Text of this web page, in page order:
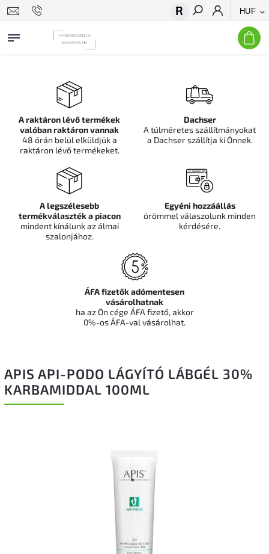
HUF
Keresés
APIS API-PODO LÁGYÍTÓ LÁBGÉL 30%
KARBAMIDDAL 100ML
A raktáron lévő termékek
valóban raktáron vannak
48 órán belül elküldjük a
raktáron lévő termékeket.
Dachser
A túlméretes szállítmányokat
a Dachser szállítja ki Önnek.
A legszélesebb
termékválaszték a piacon
mindent kínálunk az álmai
szalonjához.
Egyéni hozzáállás
örömmel válaszolunk minden
kérdésére.
ÁFA fizetők adómentesen
vásárolhatnak
ha az Ön cége ÁFA fizető, akkor
0%-os ÁFA-val vásárolhat.